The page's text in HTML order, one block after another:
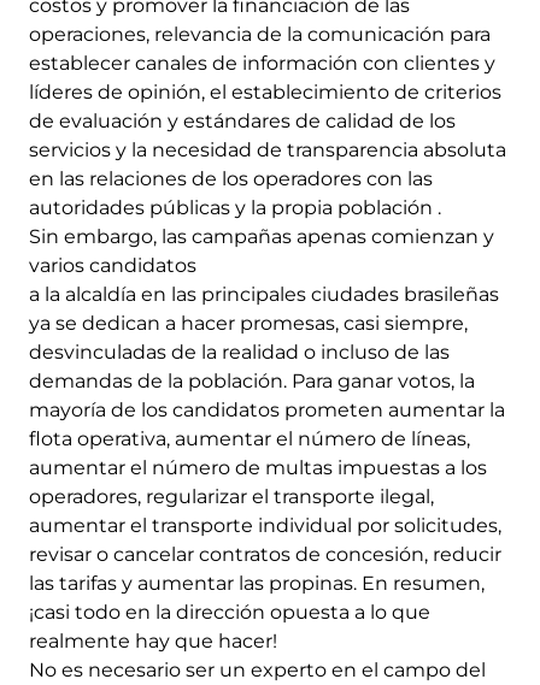
costos y promover la financiación de las
operaciones, relevancia de la comunicación para
establecer canales de información con clientes y
líderes de opinión, el establecimiento de criterios
de evaluación y estándares de calidad de los
servicios y la necesidad de transparencia absoluta
en las relaciones de los operadores con las
autoridades públicas y la propia población .
Sin embargo, las campañas apenas comienzan y
varios candidatos
a la alcaldía en las principales ciudades brasileñas
ya se dedican a hacer promesas, casi siempre,
desvinculadas de la realidad o incluso de las
demandas de la población. Para ganar votos, la
mayoría de los candidatos prometen aumentar la
flota operativa, aumentar el número de líneas,
aumentar el número de multas impuestas a los
operadores, regularizar el transporte ilegal,
aumentar el transporte individual por solicitudes,
revisar o cancelar contratos de concesión, reducir
las tarifas y aumentar las propinas. En resumen,
¡casi todo en la dirección opuesta a lo que
realmente hay que hacer!
No es necesario ser un experto en el campo del